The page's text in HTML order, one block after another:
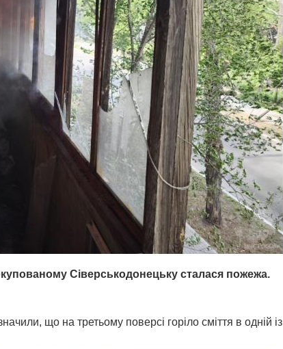
Сіверськодонецьку сталася пожежа.
що на третьому поверсі горіло сміття в одній із